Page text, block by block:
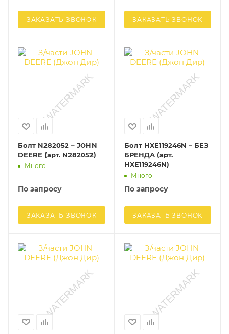
ЗАКАЗАТЬ ЗВОНОК ЗАКАЗАТЬ ЗВОНОК
Болт N282052 – JOHN
DEERE (арт. N282052)
Много
По запросу
ЗАКАЗАТЬ ЗВОНОК
Болт HXE119246N – БЕЗ
БРЕНДА (арт.
HXE119246N)
Много
По запросу
ЗАКАЗАТЬ ЗВОНОК